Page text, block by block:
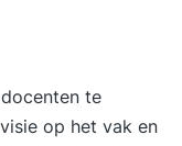
collega’s
te
op het vak en